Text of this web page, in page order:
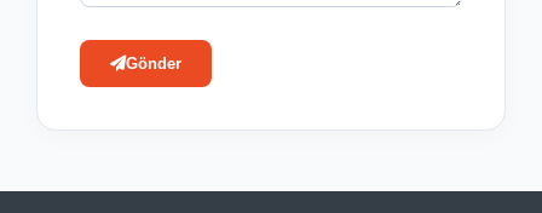
Gönder